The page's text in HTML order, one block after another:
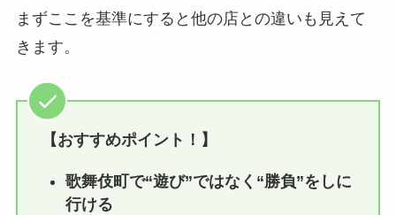
まずここを基準にすると他の店との違いも見えて
きます。
【おすすめポイント！】
歌舞伎町で“遊び”ではなく“勝負”をしに
行ける